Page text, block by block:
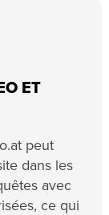
ET
peut
dans les
avec
ce qui